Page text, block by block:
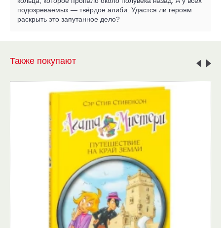
подозреваемых — твёрдое алиби. Удастся ли героям
раскрыть это запутанное дело?
Также покупают